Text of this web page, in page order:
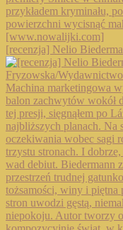
[recenzja] Nelio